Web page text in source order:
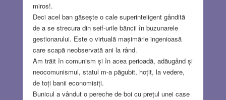
miros!.
Deci acel ban găsește o cale superinteligent gândită
de a se strecura din seif-urile băncii în buzunarele
gestionarului. Este o virtuală mașimărie ingenioasă
care scapă neobservată ani la rând.
Am trăit în comunism și în acea perioadă, adăugând și
neocomunismul, statul m-a păgubit, hoțit, la vedere,
de toți banii economisiți.
Bunicul a vândut o pereche de boi cu prețul unei case